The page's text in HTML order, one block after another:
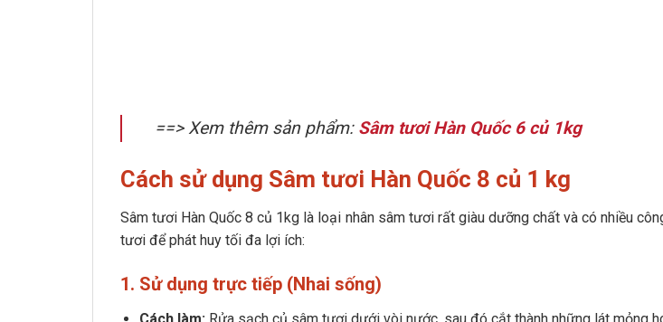
==> Xem thêm sản phẩm: Sâm tươi Hàn Quốc 6 củ 1kg
Cách sử dụng Sâm tươi Hàn Quốc 8 củ 1 kg
Sâm tươi Hàn Quốc 8 củ 1kg là loại nhân sâm tươi rất giàu dưỡng chất và có nhiều
tươi để phát huy tối đa lợi ích:
1. Sử dụng trực tiếp (Nhai sống)